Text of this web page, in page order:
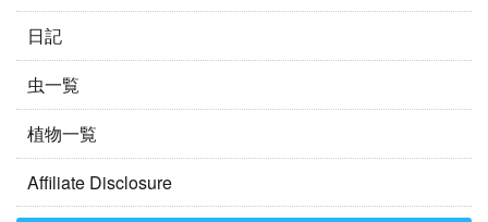
日記
虫一覧
植物一覧
Affiliate Disclosure